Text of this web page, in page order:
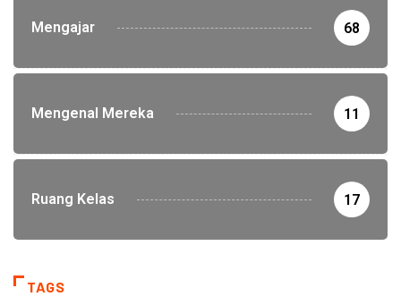
Mengajar 68
Mengenal Mereka 11
Ruang Kelas 17
TAGS